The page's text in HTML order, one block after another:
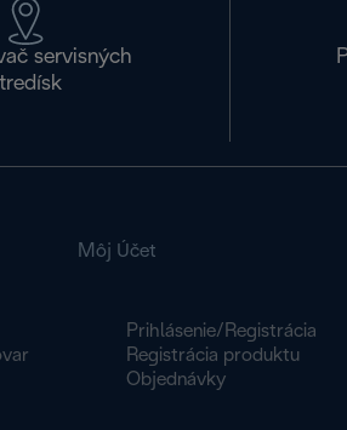
servisných
Môj Účet
Prihlásenie/Registrácia
Registrácia produktu
Objednávky